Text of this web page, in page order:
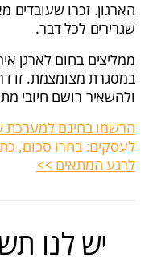
הארגון. זכרו שעובדים
שגרירים לכל דבר.
ממליצים בחום לארגן
במסגרת מצומצמת. זו
ולהשאיר רושם חיובי
הרשמו בחינם למערכת
לעסקים: בחרו סכום,
לרגע המתאים >>
יש לנו